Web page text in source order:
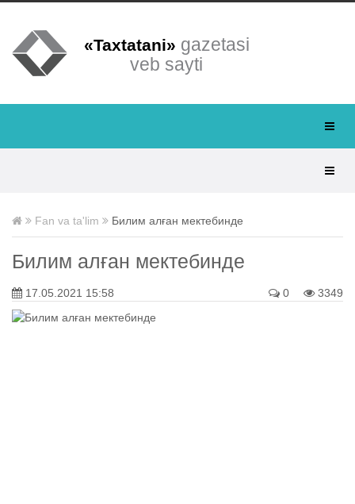
«Taxtatani» gazetasi
veb sayti
Fan va ta'lim Билим алған мектебинде
Билим алған мектебинде
17.05.2021 15:58 3349
0